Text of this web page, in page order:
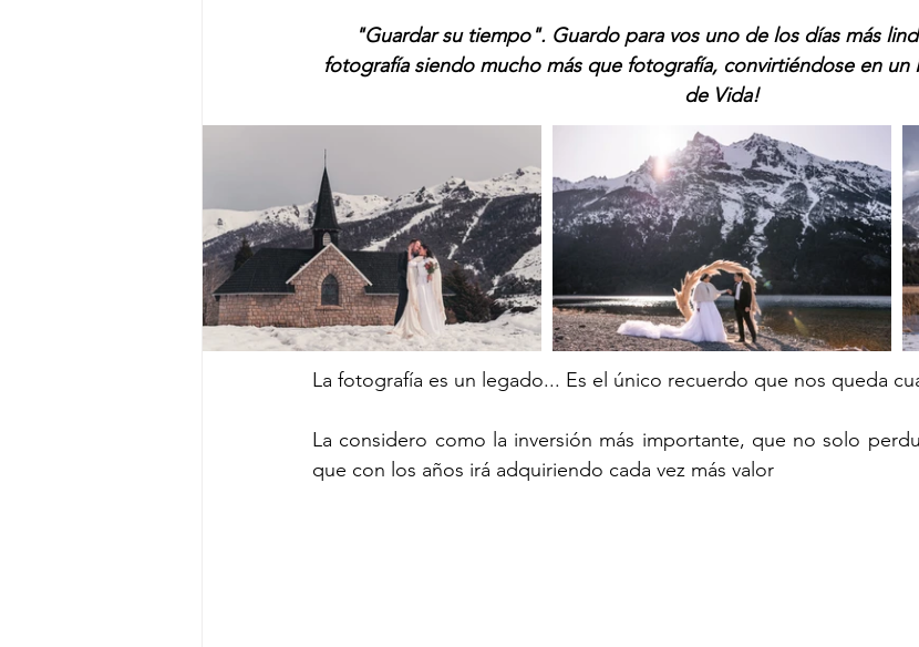
"Guardar su tiempo". Guardo para vos uno de los días más
fotografía siendo mucho más que fotografía, convirtiéndose en un
de Vida!
La fotografía es un legado... Es el único recuerdo que nos queda
La considero como la inversión más importante, que no solo
que con los años irá adquiriendo cada vez más valor